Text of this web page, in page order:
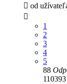
od
1
2
3
4
5
88
110393